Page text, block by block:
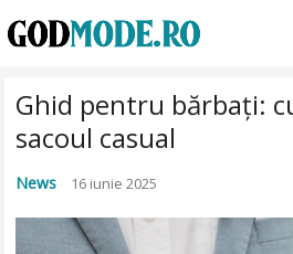
Ghid pentru bărbați:
sacoul casual
News 16 iunie 2025